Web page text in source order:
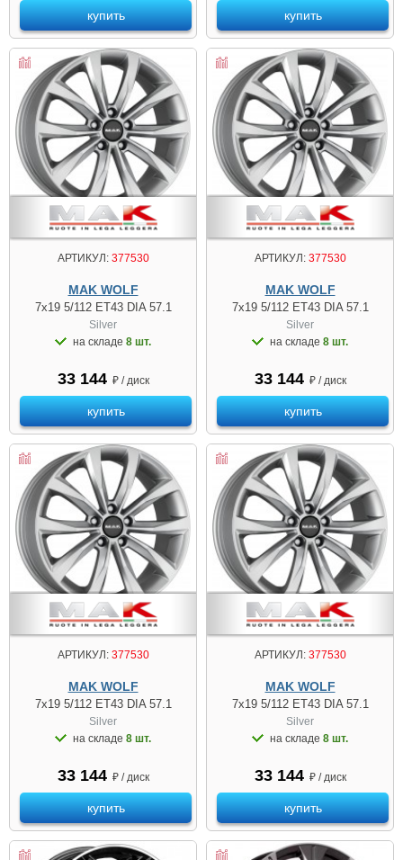
купить купить
АРТИКУЛ:377530
MAK WOLF
7x19 5/112 ET43 DIA 57.1
Silver
на складе 8 шт.
33 144 ₽ / диск
купить
АРТИКУЛ:377530
MAK WOLF
7x19 5/112 ET43 DIA 57.1
Silver
на складе 8 шт.
33 144 ₽ / диск
купить
АРТИКУЛ:377530
MAK WOLF
7x19 5/112 ET43 DIA 57.1
Silver
на складе 8 шт.
33 144 ₽ / диск
купить
АРТИКУЛ:377530
MAK WOLF
7x19 5/112 ET43 DIA 57.1
Silver
на складе 8 шт.
33 144 ₽ / диск
купить